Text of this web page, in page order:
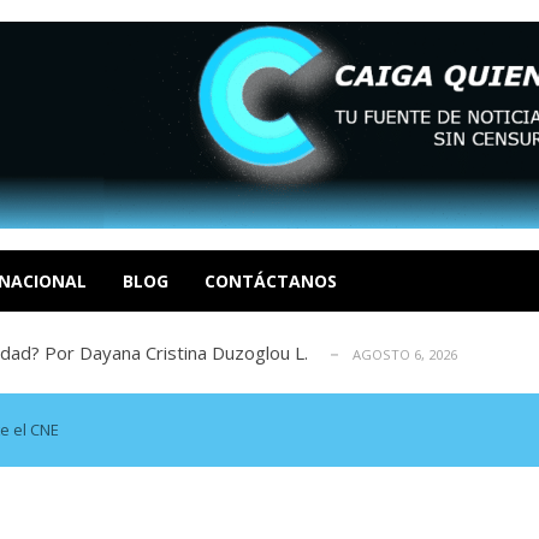
BLOG CONTÁCTANOS
de derechos humanos en el Minister... AGOSTO 6, 2026
un mercado impulsado por el auge de... AGOSTO 6, 2026
La Guaira que hasta ahora no había ...
Por Dayana Cristina Duzoglou L.
apagones y promesas incumplidas... AGOSTO 6, 2026
de derechos humanos en el Minister... AGOSTO 6, 2026
un mercado impulsado por el auge de...
en La Guaira que hasta ahora no había ... AGOSTO 6, 2026
el CNE